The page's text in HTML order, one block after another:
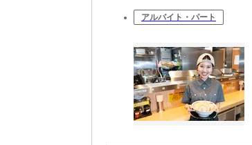
アルバイト・パート